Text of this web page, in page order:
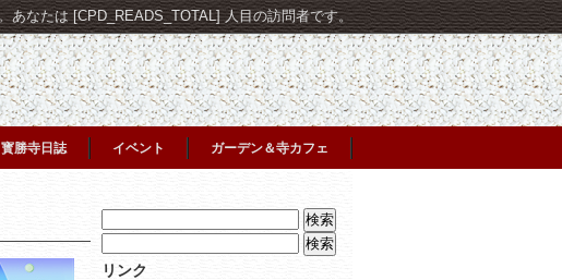
あなたは [CPD_READS_TOTAL] 人目の訪問者です。
寳勝寺日誌 イベント ガーデン＆寺カフェ
索:
索:
リンク